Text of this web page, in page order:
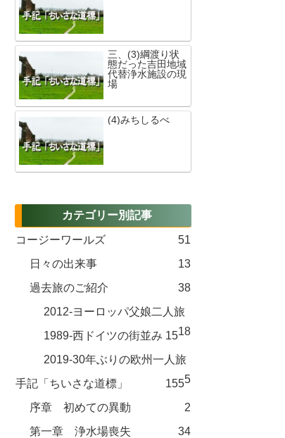
三、(3)綱渡り状
態だった吉田地域
代替浄水施設の現
場
(4)みちしるべ
カテゴリー別記事
コージーワールズ
51
日々の出来事
13
過去旅のご紹介
38
2012-ヨーロッパ父娘二人旅
18
1989-西ドイツの街並み 15
2019-30年ぶりの欧州一人旅
5
手記「ちいさな道標」
155
序章 初めての異動
2
第一章 浄水場喪失
34